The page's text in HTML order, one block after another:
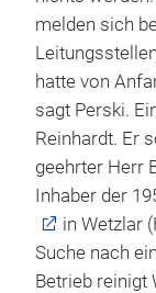
melden sich
hatte von
sagt Perski.
Reinhardt. Er
geehrter Herr
Inhaber der
in Wetzlar
Suche nach
Betrieb reinigt